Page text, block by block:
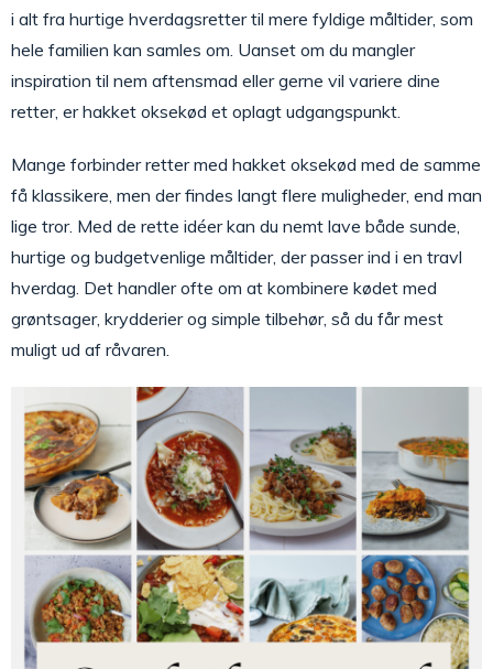
i alt fra hurtige hverdagsretter til mere fyldige måltider, som
hele familien kan samles om. Uanset om du mangler
inspiration til nem aftensmad eller gerne vil variere dine
retter, er hakket oksekød et oplagt udgangspunkt.
Mange forbinder retter med hakket oksekød med de samme
få klassikere, men der findes langt flere muligheder, end man
lige tror. Med de rette idéer kan du nemt lave både sunde,
hurtige og budgetvenlige måltider, der passer ind i en travl
hverdag. Det handler ofte om at kombinere kødet med
grøntsager, krydderier og simple tilbehør, så du får mest
muligt ud af råvaren.